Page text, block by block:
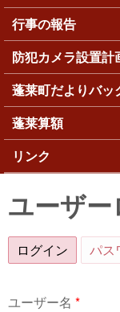
行事の報告
防犯カメラ設置計
蓬莱町だよりバッ
蓬莱算額
リンク
ユーザ
ログイン (アクテ
パス
ユーザー名 *